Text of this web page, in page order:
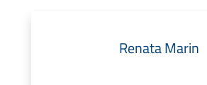
Renata Marin